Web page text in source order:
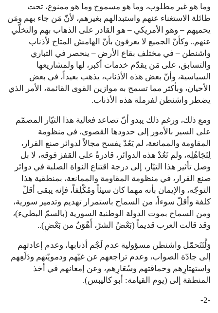
وما هو غير مطلوب، وما هو مسموح وما هو ممنوع، تحت
طائلة الاستغناء عنهم واستبدالهم بغيرهم، لأنّ مَن جاء بهم ومَن
يحميهم – وهو الأمريكي – هو القادر على الذهاب بهم والتخلّي
عنهم.. وكأنّ الجميع لا يعرفون بأنّ الهامش المتاح لأذناب
واشنطن – في مختلف بقاع الأرض – ينحصر في التباري
والتسابق، على مَن يقدّم خدمات أكبر، لها ولمشاريعها
السياسية، وأنّ بعض هذه الأذناب، يذهب بعيداً، في بعض
الأحيان، وبأكثر مما تسمح به موازين القوى القائمة، الأمر الذي
يضطر واشنطن لفرملة هذه الأذناب.
ومع ذلك، ورغم ذلك يبدو أنّ تصاعد فعالية هذا التيّار المصمّم
على السير بالأمور إلى حدودها القصوى، في منظومة
المقاومة والممانعة، لم يَعُدْ يفسح مجالاً لدوائر صنع القرار،
لِتَجَاهُلِه، ولم تَعُدْ هذه الدوائر، قادرةً على القفز فوقه، لا بل
وصل تأثير هذا التيّار، إلى درجة اقتناع النواة الصلبة في دوائر
صنع القرار، في منظومة المقاومة والممانعة، بمنطقية هذا
التوجّه، والإيمان بأنه مهما كان سيئاً ومُكْلِفاً، فإنه يبقى أقلّ
كلفة وأقلّ سوءاً، من السماح باستمرار تهديم وتدمير سورية،
ومن السماح بموت الدولة الوطنية السورية (بالسمّ البطيء)،
وقد قالت العرب قديماً (بَعْضُ الشرّ، أَهْوَنُ من بَعْضِ)..
وَلْتَتَحمّل واشنطن مسؤولية عدم لَجْم أذنابها، وعدم إعادتهم
إلى جادّة الصواب، وعدم تراجعهم عن غيّهم ودمويّتهم ودَلَعِهم
واستهتارِهم وحماقتهم وسُعَارِهم، وعن إمعانهم في أخذ
المنطقة إلى (يوم القيامة: أبو كاليبس).
-2-